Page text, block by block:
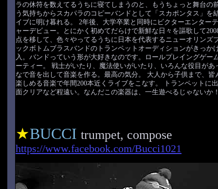
ラの休符を数えてるうちに寝てしまうのと、もうちょっと舞台の
う気持ちからスカパラのコピーバンドとして「スカポンタス」を
イブに明け暮れる。 2年後、大学卒業と同時にビクターエンター
ャーデビュー。とにかく初めてだらけで新鮮な日々を謳歌して
点を移して、色々やってるうちに日本を代表するニューオリンズ
ックボトムブラスバンドのトランペットオーディションがきっか
入。バンドっていう形が大好きなのです。ロールプレイングゲー
ーティー。 戦士がいたり、魔法使いがいたり、いろんな役目があ
なで音を出して音楽を作る。最高の気分。 大人から子供まで、皆
楽しめる音楽で年間200本近くライブをこなす。 トランペットに
面クリアなど程遠い。なんだこの楽器は、一生遊べるじゃないか
★BUCCI trumpet, compose
https://www.facebook.com/Bucci1021